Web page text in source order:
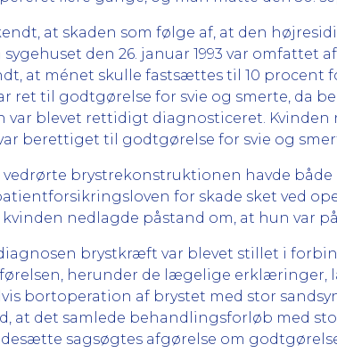
at skaden som følge af, at den
den 26. januar 1993 var
at ménet skulle fastsættes til 10 procent
ret til godtgørelse for svie og smerte, da
var blevet rettidigt diagnosticeret.
berettiget til godtgørelse for svie og
vedrørte brystrekonstruktionen havde
for skade sket ved
nedlagde påstand om, at hun var
brystkræft var blevet stillet i
herunder de lægelige
bortoperation af brystet med stor
at det samlede behandlingsforløb med
sagsøgtes afgørelse om